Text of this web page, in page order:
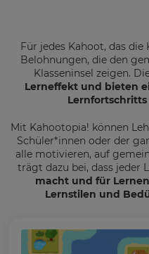
Für jedes Kahoot, das
Belohnungen, die den
Klasseninsel zeigen.
Lerneffekt und bieten
Lernfortschritts
Mit Kahootopia! können
Schüler*innen oder der
alle motivieren, auf
trägt dazu bei, dass jeder
macht und für
Lernstilen und